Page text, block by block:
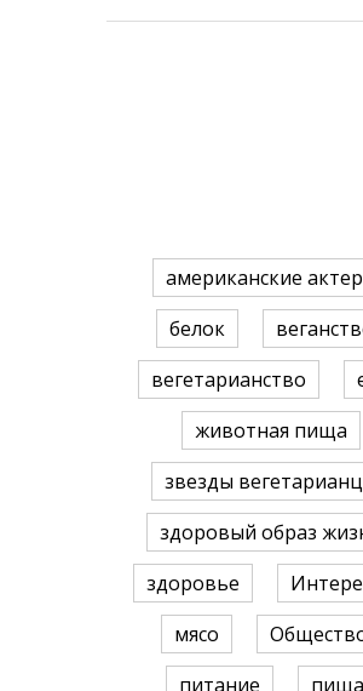
американские
белок
вегетарианство
животная пища
звезды
здоровый образ
здоровье
мясо
питание
пища